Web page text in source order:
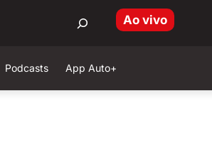
Ao vivo
Podcasts App Auto+